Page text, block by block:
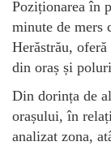
Poziționarea în
minute de mers
Herăstrău,
din oraș și
Din dorința de
orașului, în
analizat zona,